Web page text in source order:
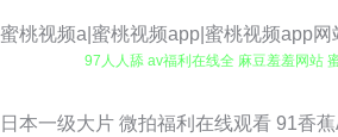
蜜桃视频a|蜜桃视频app|蜜桃视频app
97人人舔 av福利在线全 麻豆羞羞网站
日本一级大片 微拍福利在线观看 91香